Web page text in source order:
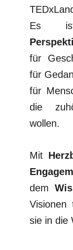
Es
für
für
für
die
wollen.
Mit
dem
Visionen
sie in die